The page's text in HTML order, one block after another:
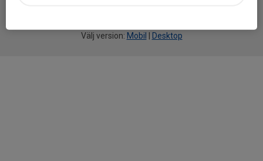
Välj version: Mobil Desktop